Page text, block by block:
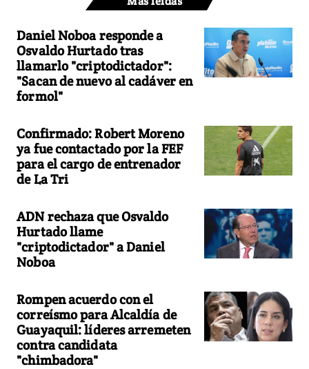
Daniel Noboa responde a
Osvaldo Hurtado tras
llamarlo "criptodictador":
"Sacan de nuevo al cadáver en
formol"
Confirmado: Robert Moreno
ya fue contactado por la FEF
para el cargo de entrenador
de La Tri
ADN rechaza que Osvaldo
Hurtado llame
"criptodictador" a Daniel
Noboa
Rompen acuerdo con el
correísmo para Alcaldía de
Guayaquil: líderes arremeten
contra candidata
"chimbadora"